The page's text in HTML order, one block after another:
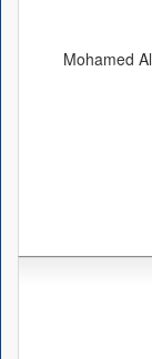
Mohamed